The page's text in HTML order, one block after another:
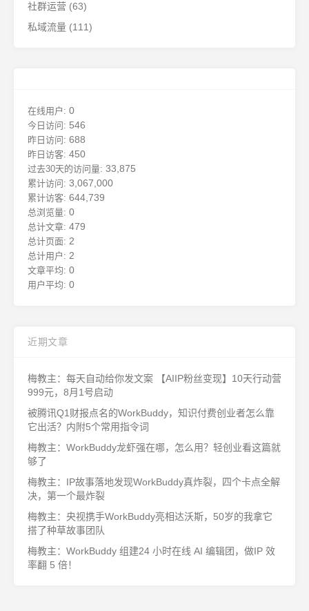
社群运营 (63)
私域流量 (111)
在线用户: 0
今日访问: 546
昨日访问: 688
昨日访客: 450
过去30天的访问量: 33,875
累计访问: 3,067,000
累计访客: 644,739
总浏览量: 0
总计文章: 479
总计页面: 2
总计用户: 2
文章平均: 0
用户平均: 0
近期文章
梅教主：每天自动给你发文案 【AIIP粉丝变现】10天行动营
999元，8月1号启动
被腾讯Q1财报点名的WorkBuddy，知识付费创业者怎么靠
它出活？内附5个常用指令词
梅教主：WorkBuddy龙虾强在哪，怎么用？轻创业看这篇就
够了
梅教主：IP故事落地发现WorkBuddy真炸裂，四个卡点全解
决，第一个最炸裂
梅教主：央视携手WorkBuddy亮相达沃斯，50岁的我拿它
搭了种草故事团队
梅教主：WorkBuddy 组建24 小时在线 AI 编辑团，做IP 效
率翻 5 倍！